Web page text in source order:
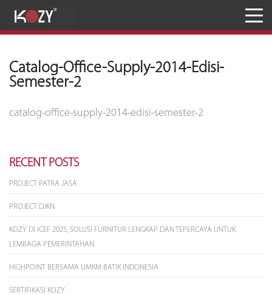
Catalog-Office-Supply-2014-Edisi-
Semester-2
catalog-office-supply-2014-edisi-semester-2
RECENT POSTS
PROJECT PATRA JASA
PROJECT DJKN
KOZY DI ICEF 2025, SOLUSI FURNITUR LENGKAP DAN TEPERCAYA UNTUK
LEMBAGA PEMERINTAHAN
HIGHPOINT BERSAMA UMKM BATIK INDONESIA
SERTIFIKASI KOZY
JASA RANCANG & BANGUN